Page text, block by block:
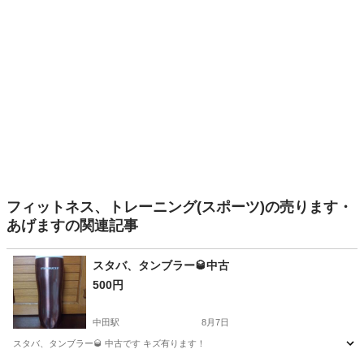
フィットネス、トレーニング(スポーツ)の売ります・
あげますの関連記事
スタバ、タンブラー🥃中古
500円
中田駅 8月7日
スタバ、タンブラー🥃 中古です キズ有ります！